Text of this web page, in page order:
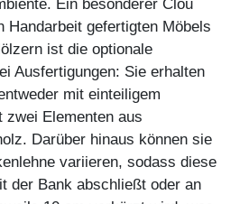
Ein besonderer Clou
Handarbeit gefertigten Möbels
ist die optionale
Ausfertigungen: Sie erhalten
mit einteiligem
zwei Elementen aus
Darüber hinaus können sie
variieren, sodass diese
der Bank abschließt oder an